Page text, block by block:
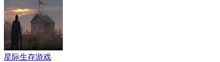
星际生存游戏